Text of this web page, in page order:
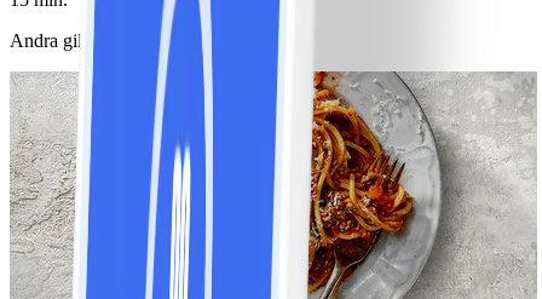
Andra gillade också